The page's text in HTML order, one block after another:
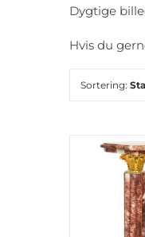
Dygtige
Hvis du
Sortering: